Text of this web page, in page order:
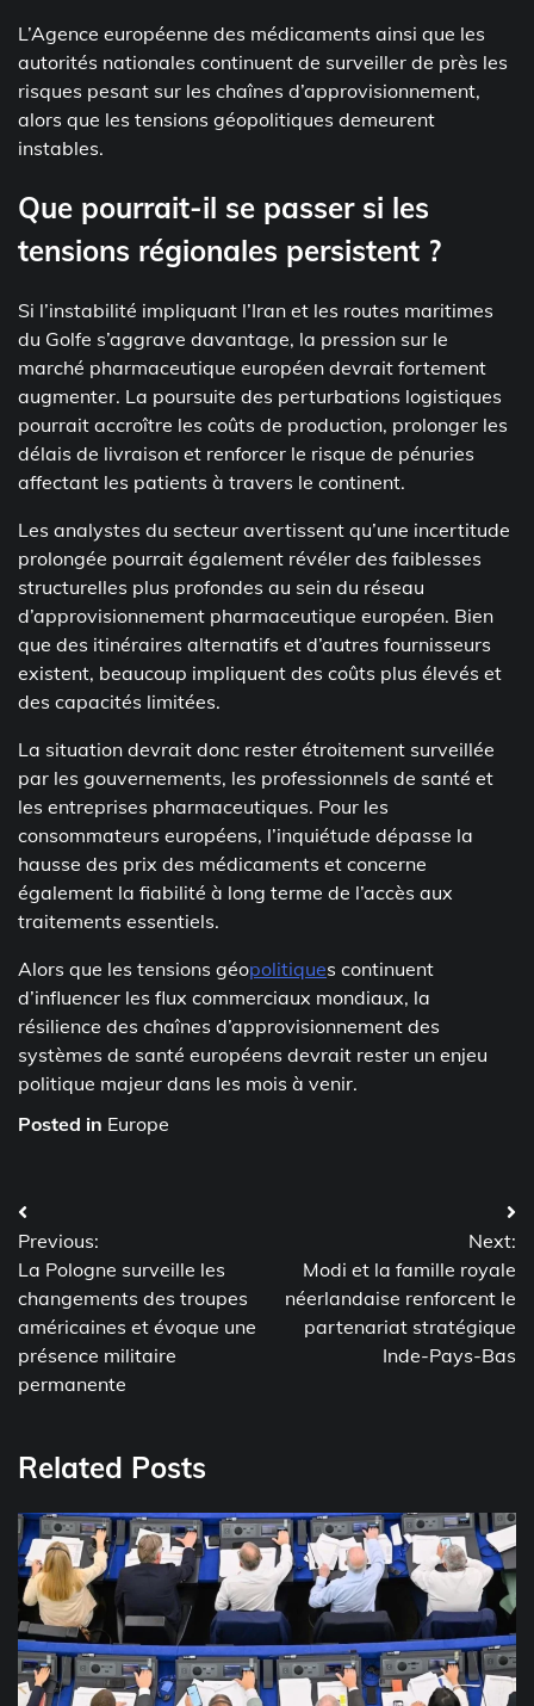
L’Agence européenne des médicaments ainsi que les
autorités nationales continuent de surveiller de près les
risques pesant sur les chaînes d’approvisionnement,
alors que les tensions géopolitiques demeurent
instables.
Que pourrait-il se passer si les
tensions régionales persistent ?
Si l’instabilité impliquant l’Iran et les routes maritimes
du Golfe s’aggrave davantage, la pression sur le
marché pharmaceutique européen devrait fortement
augmenter. La poursuite des perturbations logistiques
pourrait accroître les coûts de production, prolonger les
délais de livraison et renforcer le risque de pénuries
affectant les patients à travers le continent.
Les analystes du secteur avertissent qu’une incertitude
prolongée pourrait également révéler des faiblesses
structurelles plus profondes au sein du réseau
d’approvisionnement pharmaceutique européen. Bien
que des itinéraires alternatifs et d’autres fournisseurs
existent, beaucoup impliquent des coûts plus élevés et
des capacités limitées.
La situation devrait donc rester étroitement surveillée
par les gouvernements, les professionnels de santé et
les entreprises pharmaceutiques. Pour les
consommateurs européens, l’inquiétude dépasse la
hausse des prix des médicaments et concerne
également la fiabilité à long terme de l’accès aux
traitements essentiels.
Alors que les tensions géopolitiques continuent
d’influencer les flux commerciaux mondiaux, la
résilience des chaînes d’approvisionnement des
systèmes de santé européens devrait rester un enjeu
politique majeur dans les mois à venir.
Posted in Europe
Post
navigation
Previous:
La Pologne surveille les
changements des troupes
américaines et évoque une
présence militaire
permanente
Next:
Modi et la famille royale
néerlandaise renforcent le
partenariat stratégique
Inde-Pays-Bas
Related Posts